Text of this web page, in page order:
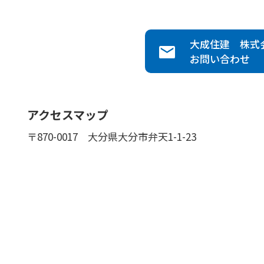
大成住建 株式
お問い合わせ
アクセスマップ
〒870-0017 大分県大分市弁天1-1-23